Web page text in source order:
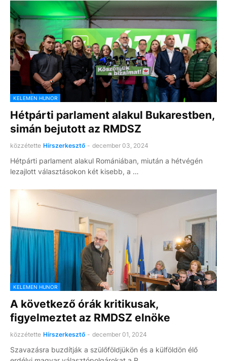
KELEMEN HUNOR
Hétpárti parlament alakul Bukarestben,
simán bejutott az RMDSZ
közzétette Hírszerkesztő - december 03, 2024
Hétpárti parlament alakul Romániában, miután a hétvégén
lezajlott választásokon két kisebb, a …
KELEMEN HUNOR
A következő órák kritikusak,
figyelmeztet az RMDSZ elnöke
közzétette Hírszerkesztő - december 01, 2024
Szavazásra buzdítják a szülőföldjükön és a külföldön élő